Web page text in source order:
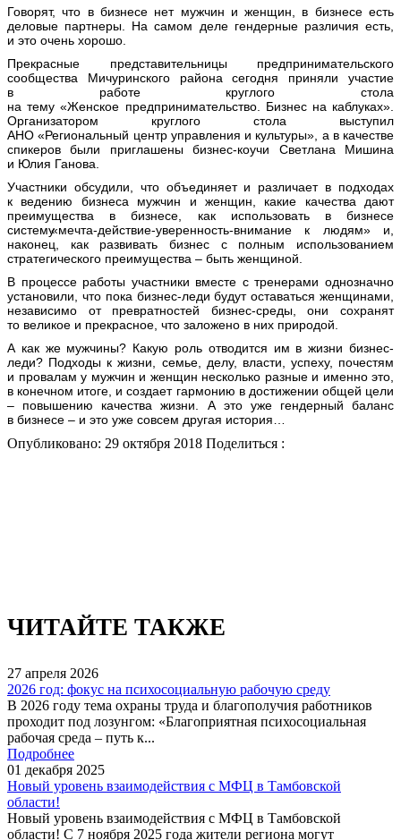
Говорят, что в бизнесе нет мужчин и женщин, в бизнесе есть
деловые партнеры. На самом деле гендерные различия есть,
и это очень хорошо.
Прекрасные представительницы предпринимательского
сообщества Мичуринского района сегодня приняли участие
в работе круглого стола
на тему «Женское предпринимательство. Бизнес на каблуках».
Организатором круглого стола выступил
АНО «Региональный центр управления и культуры», а в качестве
спикеров были приглашены бизнес-коучи Светлана Мишина
и Юлия Ганова.
Участники обсудили, что объединяет и различает в подходах
к ведению бизнеса мужчин и женщин, какие качества дают
преимущества в бизнесе, как использовать в бизнесе
систему«мечта-действие-уверенность-внимание к людям» и,
наконец, как развивать бизнес с полным использованием
стратегического преимущества – быть женщиной.
В процессе работы участники вместе с тренерами однозначно
установили, что пока бизнес-леди будут оставаться женщинами,
независимо отпревратностей бизнес-среды, они сохранят
то великое и прекрасное, что заложено в них природой.
А как же мужчины? Какую роль отводится им в жизни бизнес-
леди? Подходы к жизни, семье, делу, власти, успеху, почестям
и провалам у мужчин и женщин несколько разные и именно это,
в конечном итоге, и создает гармонию в достижении общей цели
– повышению качества жизни. А это уже гендерный баланс
в бизнесе – и это уже совсем другая история…
Опубликовано: 29 октября 2018 Поделиться :
ЧИТАЙТЕ ТАКЖЕ
27 апреля 2026
2026 год: фокус на психосоциальную рабочую среду
В 2026 году тема охраны труда и благополучия работников
проходит под лозунгом: «Благоприятная психосоциальная
рабочая среда – путь к...
Подробнее
01 декабря 2025
Новый уровень взаимодействия с МФЦ в Тамбовской
области!
Новый уровень взаимодействия с МФЦ в Тамбовской
области! С 7 ноября 2025 года жители региона могут